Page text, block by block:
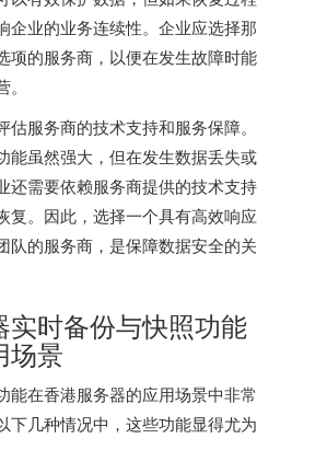
企业的业务连续性。企业应选择那
项的服务商，以便在发生故障时能
估服务商的技术支持和服务保障。
能虽然强大，但在发生数据丢失或
还需要依赖服务商提供的技术支持
复。因此，选择一个具有高效响应
队的服务商，是保障数据安全的关
实时备份与快照功能
场景
能在香港服务器的应用场景中非常
下几种情况中，这些功能显得尤为